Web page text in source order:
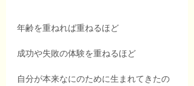
年齢を重ねれば重ねるほど
成功や失敗の体験を重ねるほど
自分が本来なにのために生まれてきたの